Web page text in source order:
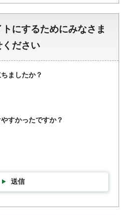
にするためにみなさま
ださい
ましたか？
すかったですか？
送信